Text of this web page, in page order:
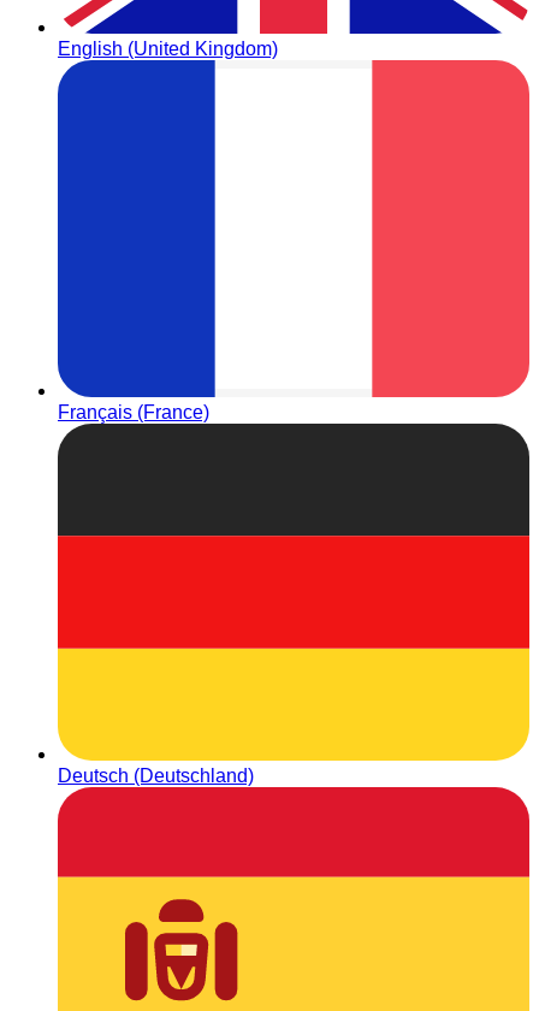
English (United Kingdom)
Français (France)
Deutsch (Deutschland)